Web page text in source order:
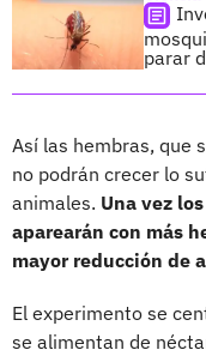
parar
Así las hembras, que
no podrán crecer lo
animales. Una vez
aparearán con más
mayor reducción de
El experimento se
se alimentan de